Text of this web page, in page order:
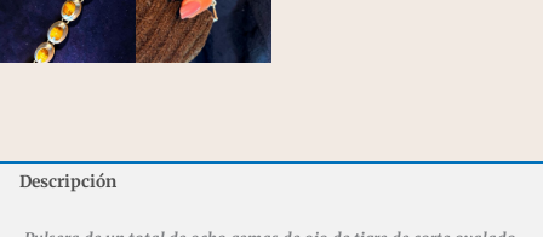
Descripción